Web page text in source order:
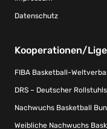
Datenschutz
Kooperationen/
FIBA Basketball-
DRS – Deutscher
Nachwuchs Basketball
Weibliche Nachwuchs